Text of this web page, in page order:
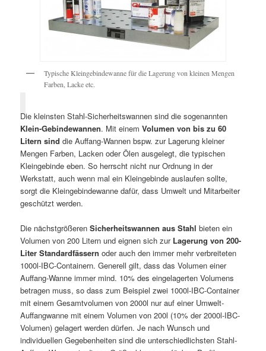
Typische Kleingebindewanne für die Lagerung von kleinen Mengen
Farben, Lacke etc.
Die kleinsten Stahl-Sicherheitswannen sind die sogenannten
Klein-Gebindewannen. Mit einemVolumen von bis zu 60
Litern sind die Auffang-Wannen bspw. zur Lagerung kleiner
Mengen Farben, Lacken oder Ölen ausgelegt, die typischen
Kleingebinde eben. So herrscht nicht nur Ordnung in der
Werkstatt, auch wenn mal ein Kleingebinde auslaufen sollte,
sorgt die Kleingebindewanne dafür, dass Umwelt und Mitarbeiter
geschützt werden.
Die nächstgrößerenSicherheitswannen aus Stahl bieten ein
Volumen von 200 Litern und eignen sich zur Lagerung von 200-
Liter Standardfässern oder auch den immer mehr verbreiteten
1000l-IBC-Containern. Generell gilt, dass das Volumen einer
Auffang-Wanne immer mind. 10% des eingelagerten Volumens
betragen muss, so dass zum Beispiel zwei 1000l-IBC-Container
mit einem Gesamtvolumen von 2000l nur auf einer Umwelt-
Auffangwanne mit einem Volumen von 200l (10% der 2000l-IBC-
Volumen) gelagert werden dürfen. Je nach Wunsch und
individuellen Gegebenheiten sind die unterschiedlichsten Stahl-